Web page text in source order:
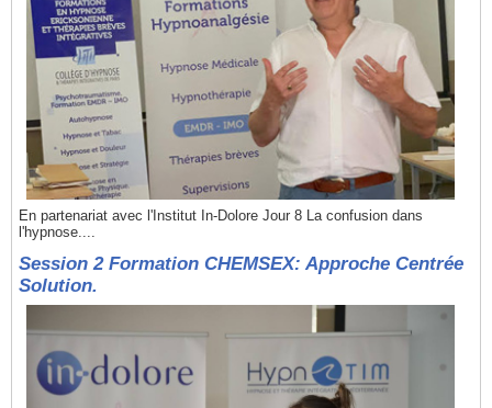
En partenariat avec l'Institut In-Dolore Jour 8 La confusion dans
l'hypnose....
Session 2 Formation CHEMSEX: Approche Centrée
Solution.